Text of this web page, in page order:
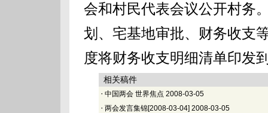
会和村民代表会议公开村务
划、宅基地审批、财务收支
度将财务收支明细清单印发
相关稿件
· 中国两会 世界焦点 2008-03-05
· 两会发言集锦[2008-03-04] 2008-03-05